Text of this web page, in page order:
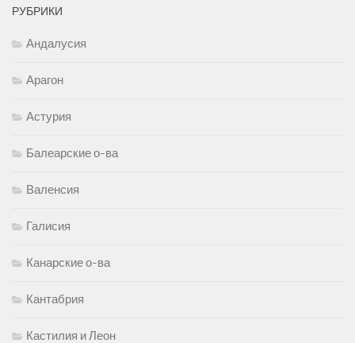
РУБРИКИ
Андалусия
Арагон
Астурия
Балеарские о-ва
Валенсия
Галисия
Канарские о-ва
Кантабрия
Кастилия и Леон